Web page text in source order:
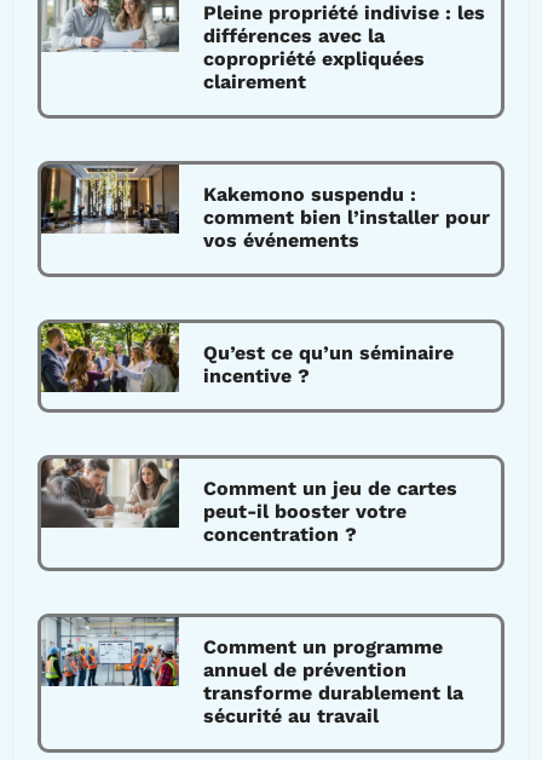
Pleine propriété indivise : les
différences avec la
copropriété expliquées
clairement
Kakemono suspendu :
comment bien l’installer pour
vos événements
Qu’est ce qu’un séminaire
incentive ?
Comment un jeu de cartes
peut-il booster votre
concentration ?
Comment un programme
annuel de prévention
transforme durablement la
sécurité au travail